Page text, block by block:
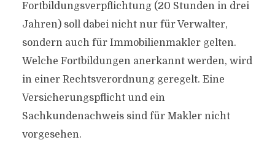
Fortbildungsverpflichtung (20 Stunden in drei
Jahren) soll dabei nicht nur für Verwalter,
sondern auch für Immobilienmakler gelten.
Welche Fortbildungen anerkannt werden, wird
in einer Rechtsverordnung geregelt. Eine
Versicherungspflicht und ein
Sachkundenachweis sind für Makler nicht
vorgesehen.